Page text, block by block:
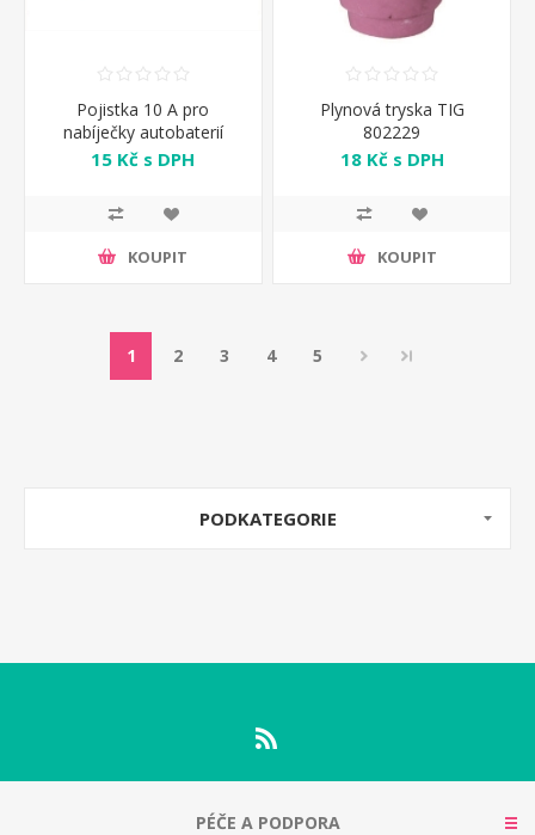
Pojistka 10 A pro
nabíječky autobaterií
Telwin
15 Kč s DPH
KOUPIT
Plynová tryska TIG
802229
18 Kč s DPH
KOUPIT
1 2 3 4 5
PODKATEGORIE
PÉČE A PODPORA